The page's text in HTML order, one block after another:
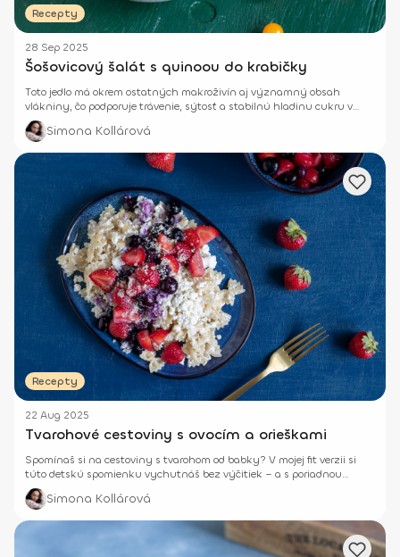
Recepty
28 Sep 2025
Šošovicový šalát s quinoou do krabičky
Toto jedlo má okrem ostatných makroživín aj významný obsah
vlákniny, čo podporuje trávenie, sýtosť a stabilnú hladinu cukru v
krvi.
Simona Kollárová
Recepty
22 Aug 2025
Tvarohové cestoviny s ovocím a orieškami
Spomínaš si na cestoviny s tvarohom od babky? V mojej fit verzii si
túto detskú spomienku vychutnáš bez výčitiek – a s poriadnou
dávkou bielkovín.
Simona Kollárová